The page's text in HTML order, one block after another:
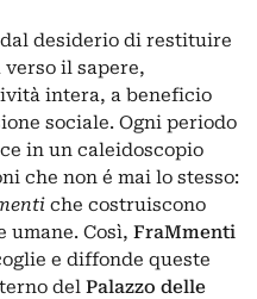
desiderio di restituire
il sapere,
intera, a beneficio
sociale. Ogni periodo
in un caleidoscopio
che non é mai lo stesso:
che costruiscono
Così, FraMmenti
e diffonde queste
del Palazzo delle